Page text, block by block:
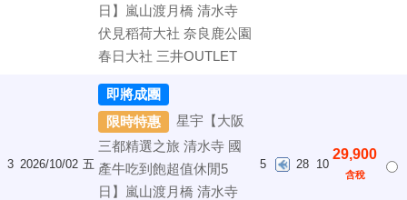
日】嵐山渡月橋 清水寺
伏見稻荷大社 奈良鹿公園
春日大社 三井OUTLET
3 2026/10/02 五
即將成團
限時特惠
星宇【大阪
三都精選之旅 清水寺 國
產牛吃到飽超值休閒5
日】嵐山渡月橋 清水寺
5 28 10
29,900
含稅